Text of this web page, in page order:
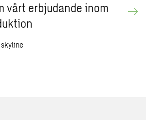
vårt er­bju­dan­de inom